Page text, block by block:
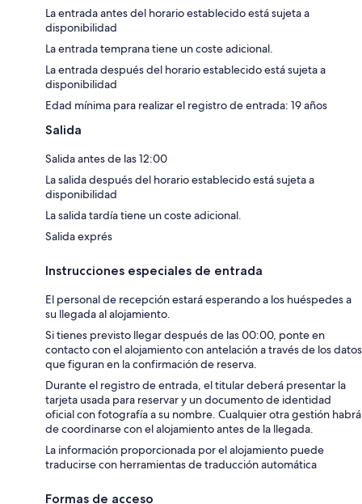
La entrada antes del horario establecido está sujeta a
disponibilidad
La entrada temprana tiene un coste adicional.
La entrada después del horario establecido está sujeta a
disponibilidad
Edad mínima para realizar el registro de entrada: 19 años
Salida
Salida antes de las 12:00
La salida después del horario establecido está sujeta a
disponibilidad
La salida tardía tiene un coste adicional.
Salida exprés
Instrucciones especiales de entrada
El personal de recepción estará esperando a los huéspedes a
su llegada al alojamiento.
Si tienes previsto llegar después de las 00:00, ponte en
contacto con el alojamiento con antelación a través de los datos
que figuran en la confirmación de reserva.
Durante el registro de entrada, el titular deberá presentar la
tarjeta usada para reservar y un documento de identidad
oficial con fotografía a su nombre. Cualquier otra gestión habrá
de coordinarse con el alojamiento antes de la llegada.
La información proporcionada por el alojamiento puede
traducirse con herramientas de traducción automática
Formas de acceso